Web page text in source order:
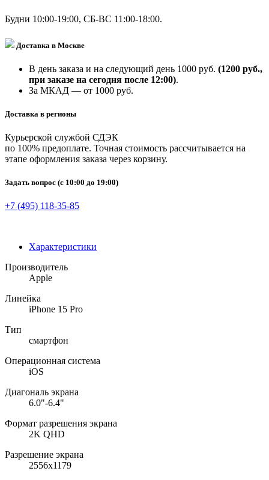
Будни 10:00-19:00, СБ-ВС 11:00-18:00.
Доставка в Москве
В день заказа и на следующий день 1000 руб. (1200 руб.,
при заказе на сегодня после 12:00).
За МКАД — от 1000 руб.
Доставка в регионы
Курьерской службой СДЭК
по 100% предоплате. Точная стоимость рассчитывается на
этапе оформления заказа через корзину.
Задать вопрос (с 10:00 до 19:00)
+7 (495) 118-35-85
Характеристики
Производитель
Apple
Линейка
iPhone 15 Pro
Тип
смартфон
Операционная система
iOS
Диагональ экрана
6.0"-6.4"
Формат разрешения экрана
2K QHD
Разрешение экрана
2556x1179